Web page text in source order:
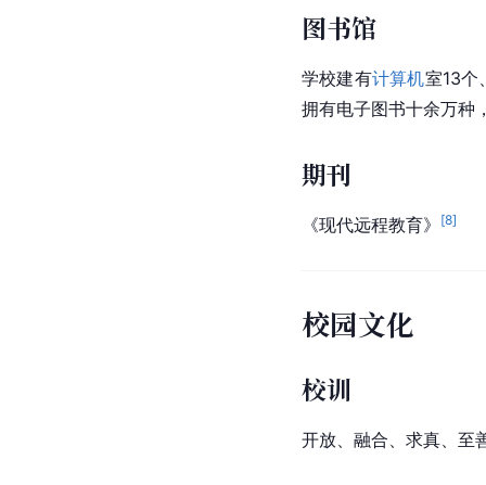
图书馆
学校建有计算机室13个
拥有电子图书十余万种
期刊
《现代远程教育》 [8]
校园文化
校训
开放、融合、求真、至